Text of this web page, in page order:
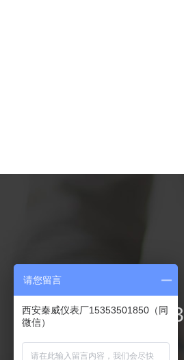
联系我们
029-84217893
请您留言
西安秦威仪表厂15353501850（同
微信）